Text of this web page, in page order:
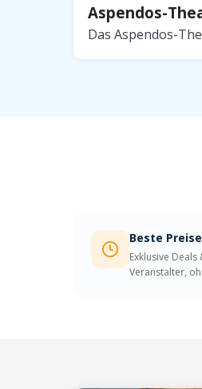
Aspendos-
Das Aspendos-
Beste
Exklusive
Veranstalter,